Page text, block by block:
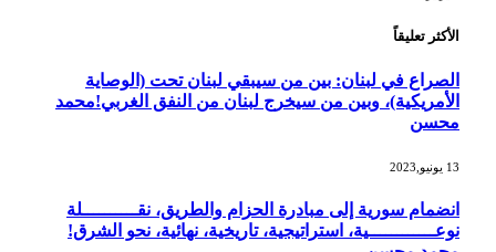
الأكثر تعليقاً
الصراع في لبنان: بين من سيبقي لبنان تحت (الوصاية
الأمريكية)، وبين من سيخرج لبنان من النفق الغربي!محمد
محسن
13 يونيو,2023
انضمام سورية إلى مبادرة الحزام والطريق، نقــــــــــلة
نوعــــــــــــية، استراتيجية، تاريخية، نهائية، نحو الشرق!